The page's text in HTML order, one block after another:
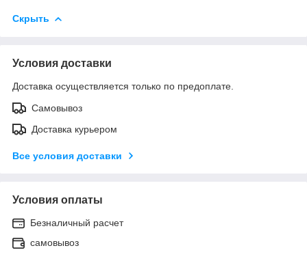
Скрыть
Условия доставки
Доставка осуществляется только по предоплате.
Самовывоз
Доставка курьером
Все условия доставки
Условия оплаты
Безналичный расчет
самовывоз